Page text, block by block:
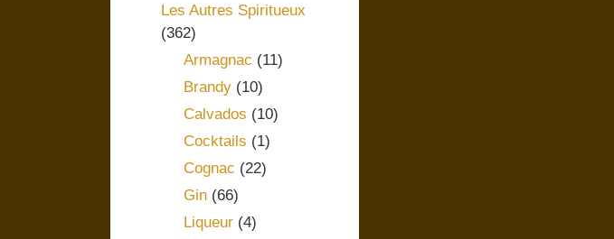
Les Autres Spiritueux
(362)
Armagnac (11)
Brandy (10)
Calvados (10)
Cocktails (1)
Cognac (22)
Gin (66)
Liqueur (4)